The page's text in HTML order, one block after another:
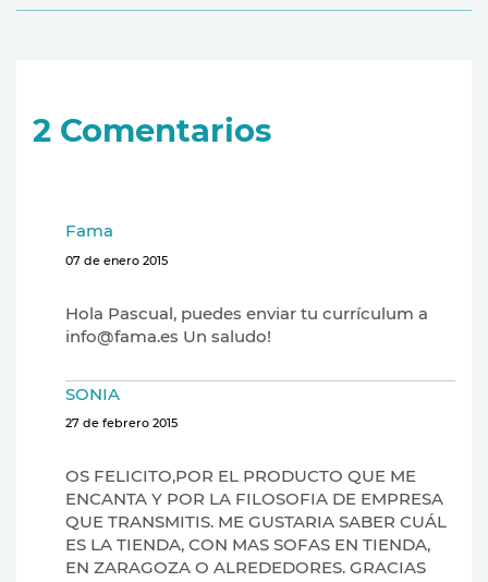
2 Comentarios
Fama
07 de enero 2015
Hola Pascual, puedes enviar tu currículum a
info@fama.es Un saludo!
SONIA
27 de febrero 2015
OS FELICITO,POR EL PRODUCTO QUE ME
ENCANTA Y POR LA FILOSOFIA DE EMPRESA
QUE TRANSMITIS. ME GUSTARIA SABER CUÁL
ES LA TIENDA, CON MAS SOFAS EN TIENDA,
EN ZARAGOZA O ALREDEDORES. GRACIAS